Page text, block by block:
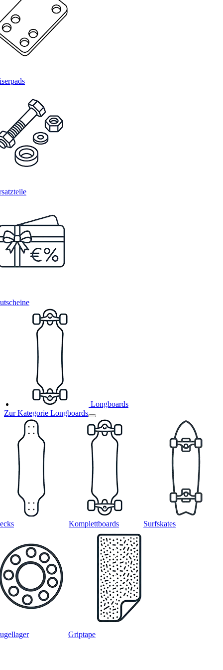
Longboards
Zur Kategorie Longboards
Komplettboards Surfskates
Griptape